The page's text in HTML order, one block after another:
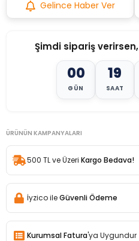
Gelince Haber Ver
Şimdi sipariş verirsen,
00
GÜN
19
SAAT
ÜRÜNÜN KAMPANYALARI
500 TL ve Üzeri Kargo Bedava!
İyzico ileGüvenli Ödeme
Kurumsal Fatura'ya Uygundur